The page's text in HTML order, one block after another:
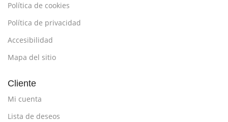
Política de cookies
Política de privacidad
Accesibilidad
Mapa del sitio
Cliente
Mi cuenta
Lista de deseos